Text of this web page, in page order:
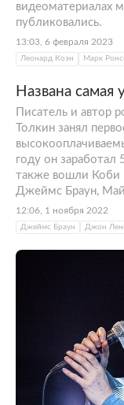
видеоматериалах
публиковались.
13:03, 6 февраля 2023
Леонард Коэн Марк
Названа самая
Писатель и автор
Толкин занял
году он
также вошли Коби
Джеймс Браун,
12:06, 1 ноября 2022
Джеймс Браун Джон